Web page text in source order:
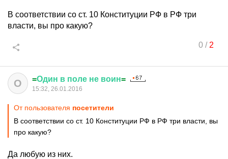
В соответствии со ст. 10 Конституции РФ в РФ три
власти, вы про какую?
0/ 2
О =Один в поле не воин=
15:32, 26.01.2016
От пользователя посетители
В соответствии со ст. 10 Конституции РФ в РФ три власти, вы
про какую?
Да любую из них.